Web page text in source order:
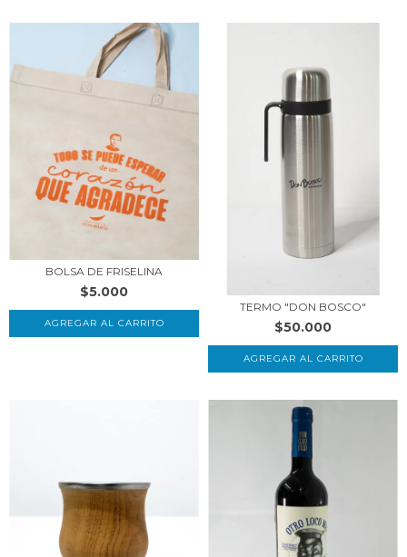
BOLSA DE FRISELINA
$5.000
TERMO "DON BOSCO"
$50.000